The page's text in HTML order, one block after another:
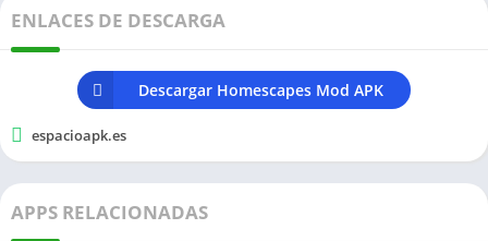
ENLACES DE DESCARGA
Descargar Homescapes Mod APK
espacioapk.es
APPS RELACIONADAS